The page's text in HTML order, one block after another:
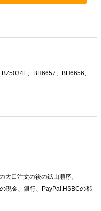
、BH6657、BH6656、
大口注文の後の鉱山順序。
現金、銀行、PayPal.HSBCの都